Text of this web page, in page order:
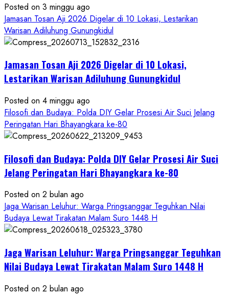
Petilasan
Sendangwangi
Mohon
Restu
Hayuning
Bawono
Posted on 3 minggu ago
Jamasan Tosan Aji 2026 Digelar di 10 Lokasi, Lestarikan
Warisan Adiluhung Gunungkidul
Jamasan Tosan Aji 2026 Digelar di 10 Lokasi,
Lestarikan Warisan Adiluhung Gunungkidul
Posted on 4 minggu ago
Filosofi dan Budaya: Polda DIY Gelar Prosesi Air Suci Jelang
Peringatan Hari Bhayangkara ke-80
Filosofi dan Budaya: Polda DIY Gelar Prosesi Air Suci
Jelang Peringatan Hari Bhayangkara ke-80
Posted on 2 bulan ago
Jaga Warisan Leluhur: Warga Pringsanggar Teguhkan Nilai
Budaya Lewat Tirakatan Malam Suro 1448 H
Jaga Warisan Leluhur: Warga Pringsanggar Teguhkan
Nilai Budaya Lewat Tirakatan Malam Suro 1448 H
Posted on 2 bulan ago